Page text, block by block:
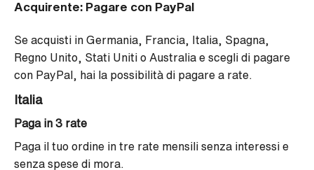
Acquirente: Pagare con PayPal
Se acquisti in Germania, Francia, Italia, Spagna,
Regno Unito, Stati Uniti o Australia e scegli di pagare
con PayPal, hai la possibilità di pagare a rate.
Italia
Paga in 3 rate
Paga il tuo ordine in tre rate mensili senza interessi e
senza spese di mora.